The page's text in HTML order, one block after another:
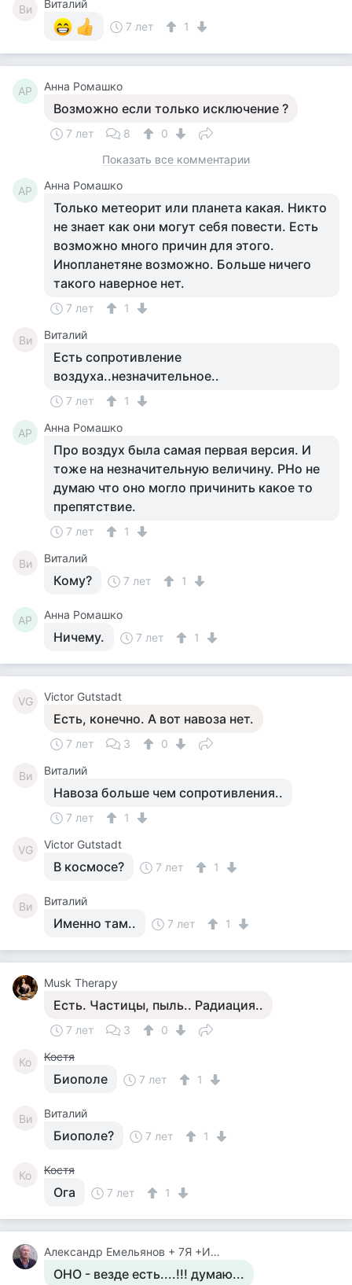
Ви
Виталий
7 лет
1
АР Анна Ромашко
Возможно если только исключение ?
7 лет 8
0
Показать все комментарии
АР Анна Ромашко
Только метеорит или планета какая. Никто
не знает как они могут себя повести. Есть
возможно много причин для этого.
Инопланетяне возможно. Больше ничего
такого наверное нет.
7 лет 1
Ви Виталий
Есть сопротивление
воздуха..незначительное..
7 лет 1
АР Анна Ромашко
Про воздух была самая первая версия. И
тоже на незначительную величину. РНо не
думаю что оно могло причинить какое то
препятствие.
7 лет 1
Ви Виталий
Кому? 7 лет 1
АР Анна Ромашко
Ничему. 7 лет 1
VG Victor Gutstadt
Есть, конечно. А вот навоза нет.
7 лет 3 0
Ви Виталий
Навоза больше чем сопротивления..
7 лет 1
VG Victor Gutstadt
В космосе? 7 лет 1
Ви Виталий
Именно там.. 7 лет 1
Musk Therapy
Есть. Частицы, пыль.. Радиация..
7 лет 3 0
Ко Костя
Биополе 7 лет 1
Ви Виталий
Биополе? 7 лет 1
Ко Костя
Ога 7 лет 1
Александр Емельянов + 7Я +Инструктор Туризма
ОНО - везде есть....!!! думаю...